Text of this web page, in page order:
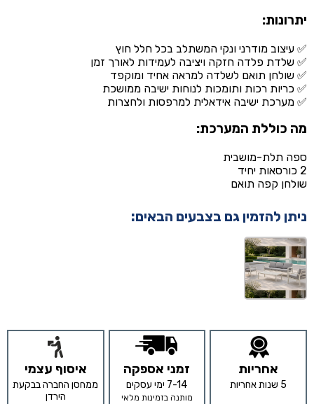
יתרונות:
✅ עיצוב מודרני ונקי המשתלב בכל חלל חוץ
✅ שלדת פלדה חזקה ויציבה לעמידות לאורך זמן
✅ שולחן תואם לשלדה למראה אחיד ומוקפד
✅ כריות רכות ותומכות לנוחות ישיבה ממושכת
✅ מערכת ישיבה אידאלית למרפסות ולחצרות
מה כוללת המערכת:
ספה תלת-מושבית
2 כורסאות יחיד
שולחן קפה תואם
ניתן להזמין גם בצבעים הבאים:
אחריות
5 שנות אחריות
זמני אספקה
7-14 ימי עסקים
מותנה בזמינות מלאי
איסוף עצמי
ממחסן החברה בבקעת
הירדן